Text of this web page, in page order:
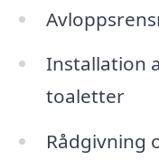
Installation
toaletter
Rådgivning